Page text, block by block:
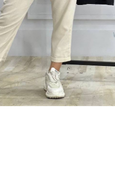
برای بزرگنمایی کلیک کنید